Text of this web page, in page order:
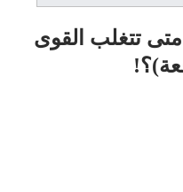
تتغلب القوى